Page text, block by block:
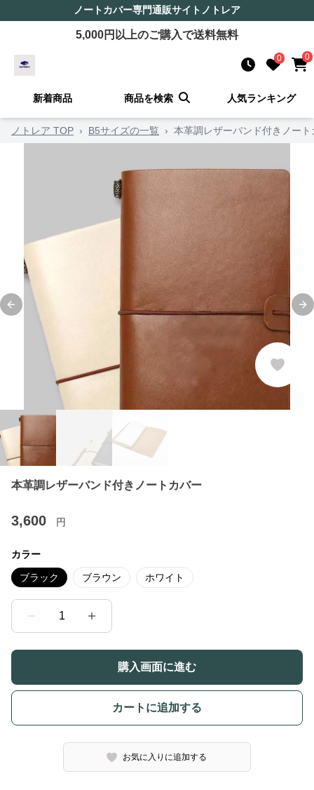
ノートカバー専門通販サイト ノトレア
5,000円以上のご購入で送料無料
0 0
新着商品 商品を検索 人気ランキング
ノトレア TOP › B5サイズの一覧 › 本革調レザーバンド付きノート
Previous slide
本革調レザーバンド付きノートカバー
3,600 円
カラー
ブラック ブラウン ホワイト
1
購入画面に進む
カートに追加する
お気に入りに追加する